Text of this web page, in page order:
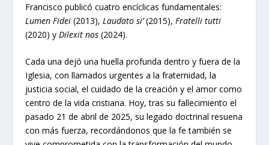
Francisco publicó cuatro encíclicas fundamentales:
Lumen Fidei (2013), Laudato si’(2015), Fratelli tutti
(2020) y Dilexit nos (2024).
Cada una dejó una huella profunda dentro y fuera de la
Iglesia, con llamados urgentes a la fraternidad, la
justicia social, el cuidado de la creación y el amor como
centro de la vida cristiana. Hoy, tras su fallecimiento el
pasado 21 de abril de 2025, su legado doctrinal resuena
con más fuerza, recordándonos que la fe también se